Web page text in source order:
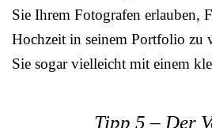
Sie Ihrem Fotografen erlauben,
Hochzeit in seinem Portfolio zu
Sie sogar vielleicht mit einem
Tipp 5 – Der